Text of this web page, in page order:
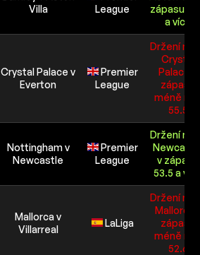
Villa
League
zápasu
a více
Crystal Palace v
Everton
Premier
League
Držení
Crystal
Palace v
zápasu
méně
55.5
Nottingham v
Newcastle
Premier
League
Držení
v zápasu
53.5 a
Mallorca v
Villarreal
LaLiga
Držení
Mallorca
zápasu
méně
52.6